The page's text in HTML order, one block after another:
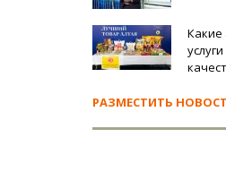
Какие
РАЗМЕСТИТЬ